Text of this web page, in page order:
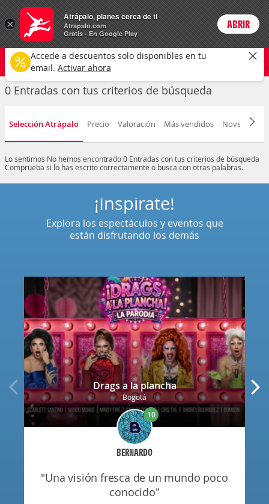
Entradas Login
Cualquier tipo Cualquier fecha CAMBIAR
0 Entradas con tus criterios de búsqueda
Selección Atrápalo Precio Valoración Más vendidos Novedad
Lo sentimos No hemos encontrado 0 Entradas con tus criterios de búsqueda
Comprueba si lo has escrito correctamente o busca con otras palabras.
Drags a la plancha
Bogotá
BERNARDO
10
"una visión fresca de un mundo poco
conocido"
¡Inspírate!
Explora los espectáculos y eventos que
están disfrutando los demás
×
Atrápalo, planes cerca de ti
Atrapalo.com
Gratis - En Google Play
ABRIR
Accede a descuentos solo disponibles en tu
email. Activar ahora